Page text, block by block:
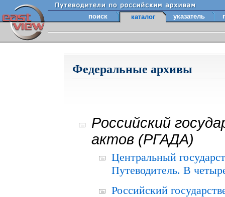
поиск каталог указатель
Федеральные архивы
Российский
актов (РГАДА)
Центральный
Путеводитель. В
Российский